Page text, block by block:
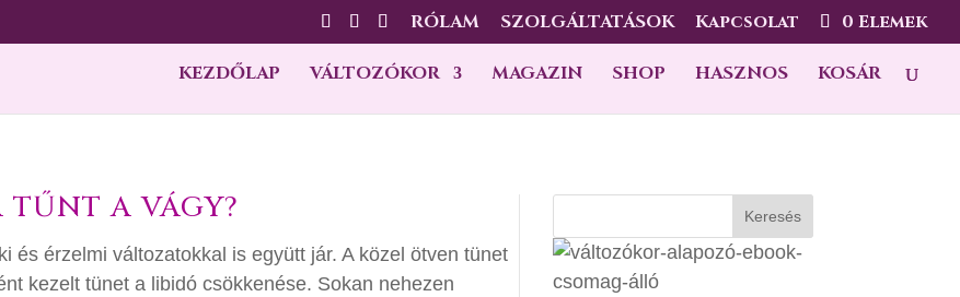
RÓLAM SZOLGÁLTATÁSOK Kapcsolat 0 Elemek
KEZDŐLAP VÁLTOZÓKOR MAGAZIN SHOP HASZNOS KOSÁR
TŰNT A VÁGY?
és érzelmi változatokkal is együtt jár. A közel ötven tünet
kezelt tünet a libidó csökkenése. Sokan nehezen
Keresés